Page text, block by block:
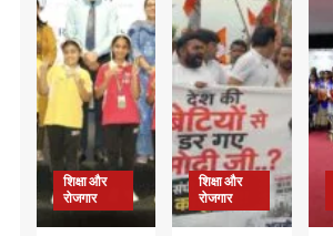
तीन
दिवसीय
स्वास्थ्य
शिविर
सम्पन्न,
600
विद्यार्थियों
का
निःशुल्क
‘संस्कृत
सप्ताह’
के
अवसर
पर
विशेष
कार्यक्रम
हुआ,बच्चो
दिखाया
शिक्षा और
रोजगार
शिक्षा और
रोजगार